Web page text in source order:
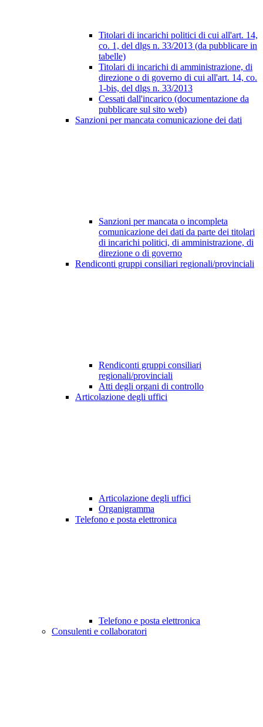
Titolari di incarichi politici di cui all'art. 14,
co. 1, del dlgs n. 33/2013 (da pubblicare in
tabelle)
Titolari di incarichi di amministrazione, di
direzione o di governo di cui all'art. 14, co.
1-bis, del dlgs n. 33/2013
Cessati dall'incarico (documentazione da
pubblicare sul sito web)
Sanzioni per mancata comunicazione dei dati
Sanzioni per mancata o incompleta
comunicazione dei dati da parte dei titolari
di incarichi politici, di amministrazione, di
direzione o di governo
Rendiconti gruppi consiliari regionali/provinciali
Rendiconti gruppi consiliari
regionali/provinciali
Atti degli organi di controllo
Articolazione degli uffici
Articolazione degli uffici
Organigramma
Telefono e posta elettronica
Telefono e posta elettronica
Consulenti e collaboratori